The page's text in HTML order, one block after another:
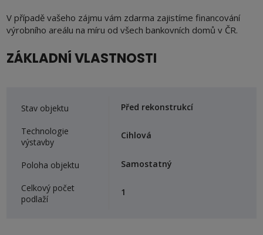
V případě vašeho zájmu vám zdarma zajistíme financování
výrobního areálu na míru od všech bankovních domů v ČR.
ZÁKLADNÍ VLASTNOSTI
Stav objektu Před rekonstrukcí
Technologie
výstavby
Cihlová
Poloha objektu Samostatný
Celkový počet
podlaží
1